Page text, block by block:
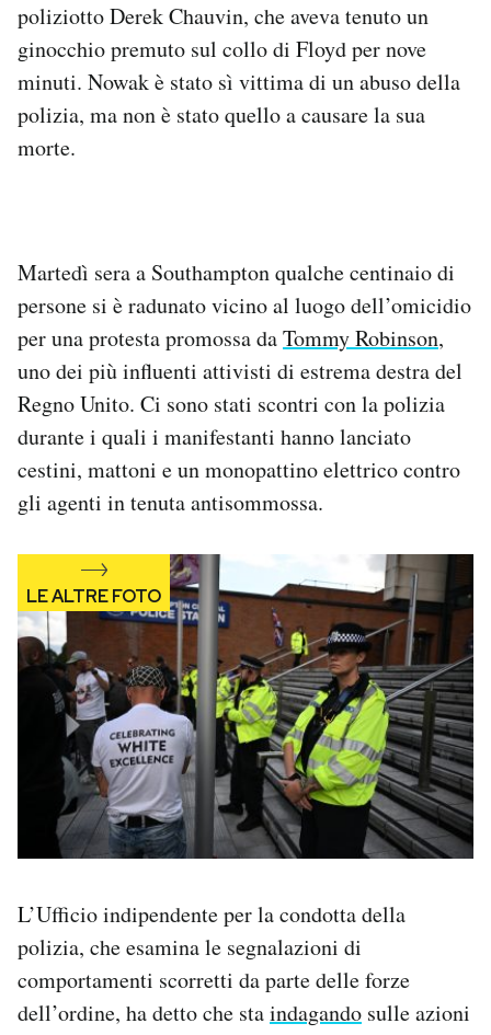
poliziotto Derek Chauvin, che aveva tenuto un
ginocchio premuto sul collo di Floyd per nove
minuti. Nowak è stato sì vittima di un abuso della
polizia, ma non è stato quello a causare la sua
morte.
Martedì sera a Southampton qualche centinaio di
persone si è radunato vicino al luogo dell’omicidio
per una protesta promossa daTommy Robinson,
uno dei più influenti attivisti di estrema destra del
Regno Unito. Ci sono stati scontri con la polizia
durante i quali i manifestanti hanno lanciato
cestini, mattoni e un monopattino elettrico contro
gli agenti in tenuta antisommossa.
L’Ufficio indipendente per la condotta della
polizia, che esamina le segnalazioni di
comportamenti scorretti da parte delle forze
dell’ordine, ha detto che staindagando sulle azioni